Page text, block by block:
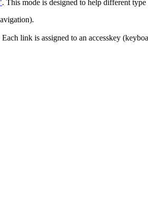
. This mode is designed to help different
link is assigned to an accesskey